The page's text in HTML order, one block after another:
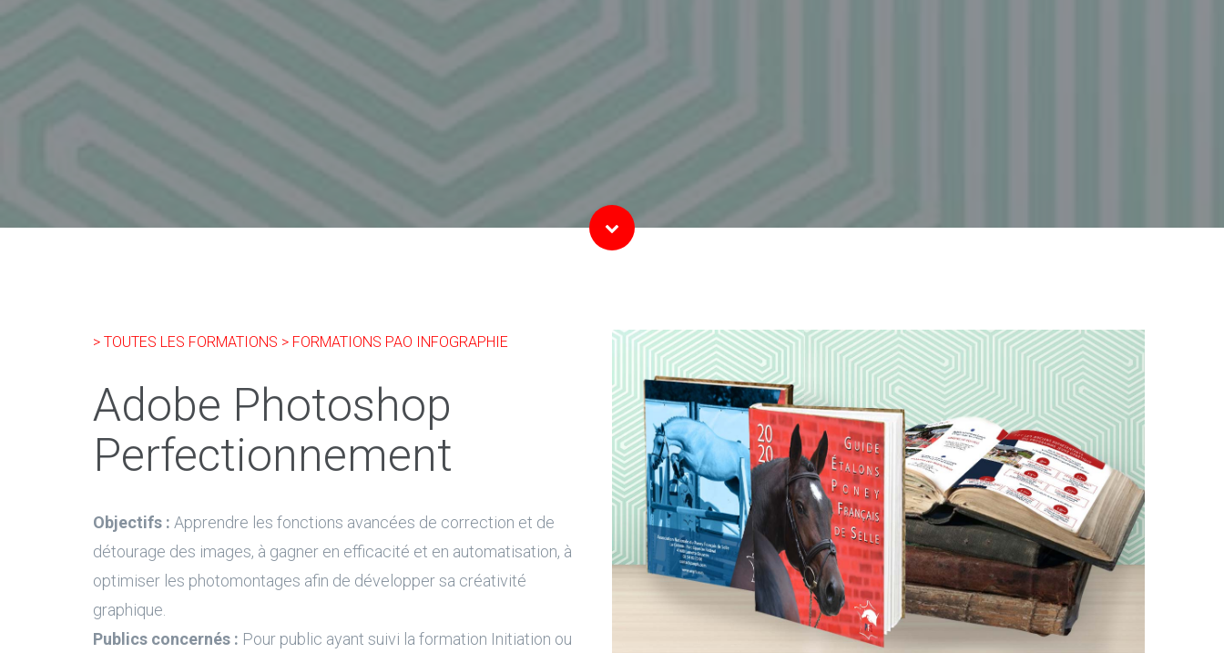
> TOUTES LES FORMATIONS > FORMATIONS PAO INFOGRAPHIE
Adobe Photoshop
Perfectionnement
Objectifs : Apprendre les fonctions avancées de correction et de
détourage des images, à gagner en efficacité et en automatisation, à
optimiser les photomontages afin de développer sa créativité
graphique.
Publics concernés : Pour public ayant suivi la formation Initiation ou